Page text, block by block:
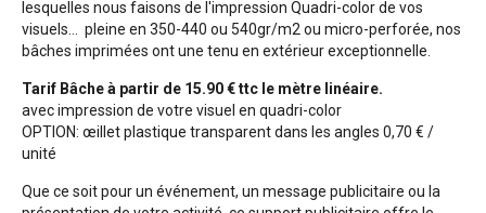
lesquelles nous faisons de l'impression Quadri-color de vos
visuels... pleine en 350-440 ou 540gr/m2 ou micro-perforée, nos
bâches imprimées ont une tenu en extérieur exceptionnelle.
Tarif Bâche à partir de 15.90 € ttc le mètre linéaire.
avec impression de votre visuel en quadri-color
OPTION: œillet plastique transparent dans les angles 0,70 € /
unité
Que ce soit pour un événement, un message publicitaire ou la